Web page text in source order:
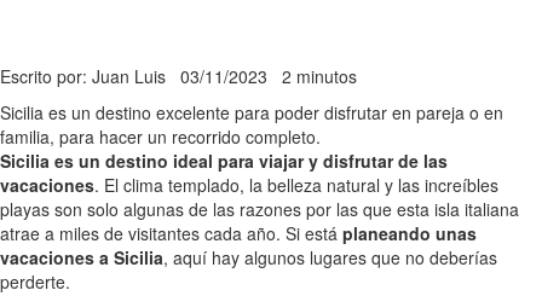
Escrito por: Juan Luis 03/11/2023 2 minutos
Sicilia es un destino excelente para poder disfrutar en pareja o en
familia, para hacer un recorrido completo.
Sicilia es un destino ideal para viajar y disfrutar de las
vacaciones. El clima templado, la belleza natural y las increíbles
playas son solo algunas de las razones por las que esta isla italiana
atrae a miles de visitantes cada año. Si está planeando unas
vacaciones a Sicilia, aquí hay algunos lugares que no deberías
perderte.